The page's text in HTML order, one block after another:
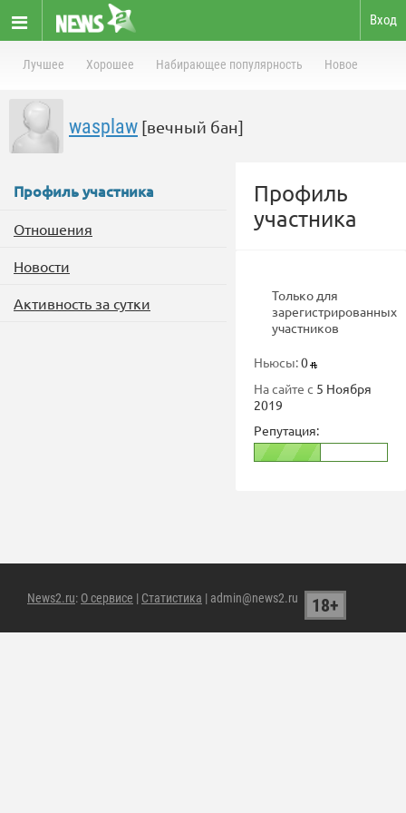
Вход
Лучшее Хорошее Набирающее популярность Новое
wasplaw [вечный бан]
Профиль участника
Отношения
Новости
Активность за сутки
Профиль
участника
Только для
зарегистрированных
участников
Ньюсы:0
На сайте с 5 Ноября
2019
Репутация:
News2.ru: О сервисе | Статистика | admin@news2.ru 18+